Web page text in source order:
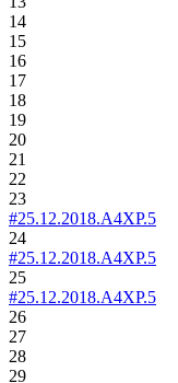
14
15
16
17
18
19
20
21
22
23
#25.12.2018.A4XP.5
24
#25.12.2018.A4XP.5
25
#25.12.2018.A4XP.5
26
27
28
29